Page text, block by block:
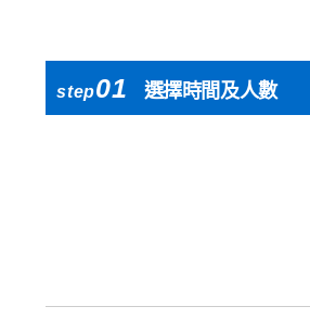
step01 選擇時間及人數